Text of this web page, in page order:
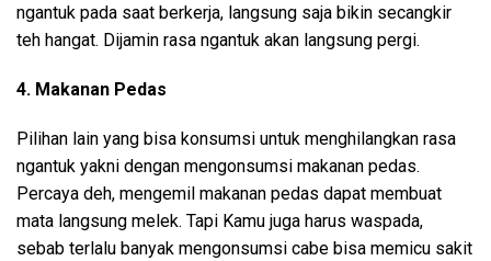
ngantuk pada saat berkerja, langsung saja bikin secangkir
teh hangat. Dijamin rasa ngantuk akan langsung pergi.
4. Makanan Pedas
Pilihan lain yang bisa konsumsi untuk menghilangkan rasa
ngantuk yakni dengan mengonsumsi makanan pedas.
Percaya deh, mengemil makanan pedas dapat membuat
mata langsung melek. Tapi Kamu juga harus waspada,
sebab terlalu banyak mengonsumsi cabe bisa memicu sakit